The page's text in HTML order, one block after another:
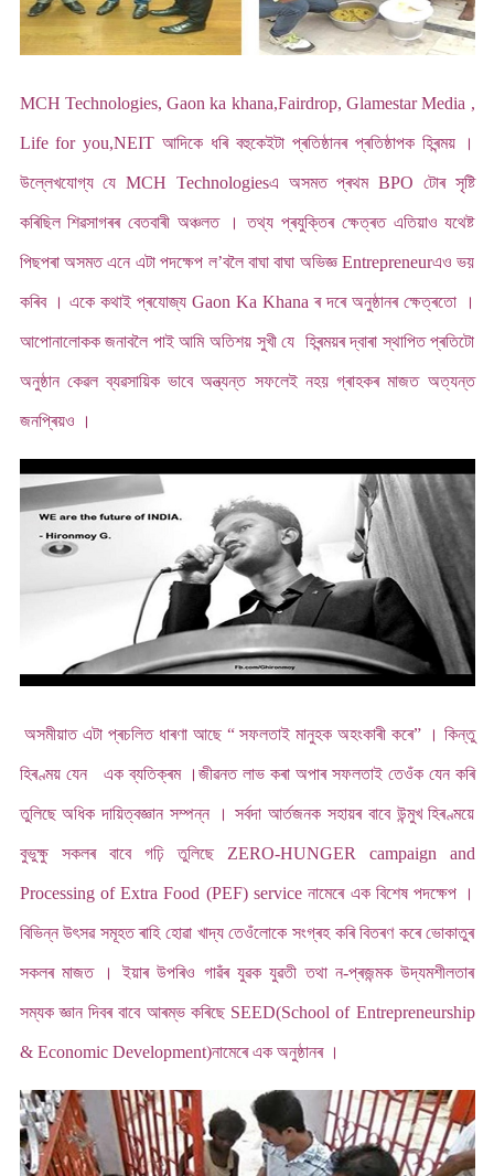
MCH Technologies, Gaon ka khana,Fairdrop, Glamestar Media ,
Life for you,NEIT আদিকে ধৰি বহুকেইটা প্ৰতিষ্ঠানৰ প্ৰতিষ্ঠাপক হিৰন্ময় ।
উল্লেখযোগ্য যে MCH Technologiesএ অসমত প্ৰথম BPO টোৰ সৃষ্টি
কৰিছিল শিৱসাগৰৰ বেতবাৰী অঞ্চলত । তথ্য প্ৰযুক্তিৰ ক্ষেত্ৰত এতিয়াও যথেষ্ট
পিছপৰা অসমত এনে এটা পদক্ষেপ ল’বলৈ বাঘা বাঘা অভিজ্ঞ Entrepreneurএও ভয়
কৰিব । একে কথাই প্ৰযোজ্য Gaon Ka Khana ৰ দৰে অনুষ্ঠানৰ ক্ষেত্ৰতো ।
আপোনালোকক জনাবলৈ পাই আমি অতিশয় সুখী যে হিৰন্ময়ৰ দ্বাৰা স্থাপিত প্ৰতিটো
অনুষ্ঠান কেৱল ব্যৱসায়িক ভাবে অন্ত্যন্ত সফলেই নহয় গ্ৰাহকৰ মাজত অত্যন্ত
জনপ্ৰিয়ও ।
অসমীয়াত এটা প্ৰচলিত ধাৰণা আছে “ সফলতাই মানুহক অহংকাৰী কৰে” । কিন্তু
হিৰণ্ময় যেন এক ব্যতিক্ৰম ।জীৱনত লাভ কৰা অপাৰ সফলতাই তেওঁক যেন কৰি
তুলিছে অধিক দায়িত্বজ্ঞান সম্পন্ন । সৰ্বদা আৰ্তজনক সহায়ৰ বাবে উন্মুখ হিৰণ্ময়ে
বুভুক্ষু সকলৰ বাবে গঢ়ি তুলিছে ZERO-HUNGER campaign and
Processing of Extra Food (PEF) service নামেৰে এক বিশেষ পদক্ষেপ ।
বিভিন্ন উৎসৱ সমূহত ৰাহি হোৱা খাদ্য তেওঁলোকে সংগ্ৰহ কৰি বিতৰণ কৰে ভোকাতুৰ
সকলৰ মাজত । ইয়াৰ উপৰিও গাৱঁৰ যুৱক যুৱতী তথা ন-প্ৰজন্মক উদ্যমশীলতাৰ
সম্যক জ্ঞান দিবৰ বাবে আৰম্ভ কৰিছে SEED(School of Entrepreneurship
& Economic Development)নামেৰে এক অনুষ্ঠানৰ ।